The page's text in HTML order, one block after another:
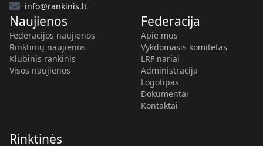
info@rankinis.lt
Naujienos
Federacijos naujienos
Rinktinių naujienos
Klubinis rankinis
Visos naujienos
Federacija
Apie mus
Vykdomasis komitetas
LRF nariai
Administracija
Logotipas
Dokumentai
Kontaktai
Rinktinės